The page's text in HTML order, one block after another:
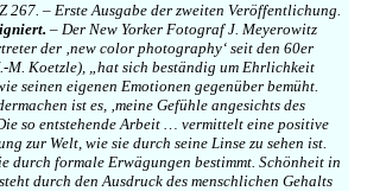
267. – Erste Ausgabe der zweiten Veröffentlichung.
– Der New Yorker Fotograf J. Meyerowitz
der ‚new color photography‘ seit den 60er
M. Koetzle), „hat sich beständig um Ehrlichkeit
seinen eigenen Emotionen gegenüber bemüht.
ist es, ‚meine Gefühle angesichts des
so entstehende Arbeit … vermittelt eine positive
zur Welt, wie sie durch seine Linse zu sehen ist.
durch formale Erwägungen bestimmt. Schönheit in
durch den Ausdruck des menschlichen Gehalts